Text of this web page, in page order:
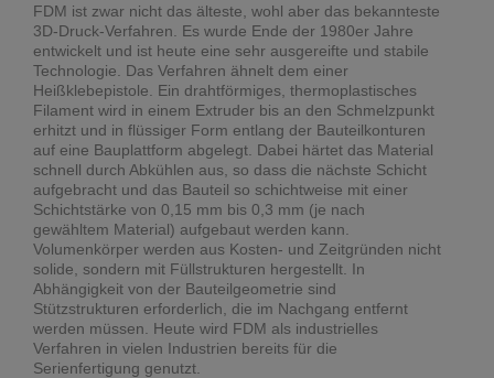
FDM ist zwar nicht das älteste, wohl aber das bekannteste
3D-Druck-Verfahren. Es wurde Ende der 1980er Jahre
entwickelt und ist heute eine sehr ausgereifte und stabile
Technologie. Das Verfahren ähnelt dem einer
Heißklebepistole. Ein drahtförmiges, thermoplastisches
Filament wird in einem Extruder bis an den Schmelzpunkt
erhitzt und in flüssiger Form entlang der Bauteilkonturen
auf eine Bauplattform abgelegt. Dabei härtet das Material
schnell durch Abkühlen aus, so dass die nächste Schicht
aufgebracht und das Bauteil so schichtweise mit einer
Schichtstärke von 0,15 mm bis 0,3 mm (je nach
gewähltem Material) aufgebaut werden kann.
Volumenkörper werden aus Kosten- und Zeitgründen nicht
solide, sondern mit Füllstrukturen hergestellt. In
Abhängigkeit von der Bauteilgeometrie sind
Stützstrukturen erforderlich, die im Nachgang entfernt
werden müssen. Heute wird FDM als industrielles
Verfahren in vielen Industrien bereits für die
Serienfertigung genutzt.